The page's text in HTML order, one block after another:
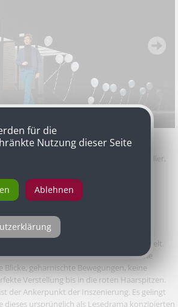
Moor in „Die Räuber“ von Friedrich Schiller,
in Schillers „Räubern“ immer das
niemand Beachtung noch Zuneigung
Rache. Mit Gregor Schulz steht am
ein Schauspieler ein, dem die
)Zerstörung nur so aus den Augen funkelt.
der heimkehrende Soldat in der US-Serie
Blicke, geharnischte Bewegungen, keine
Verstellung bis in die roten Haarspitzen.
der Ankerpunkt der Inszenierung. Es gelingt
dieses ursprünglich als Lesedrama konzipierten
für die
Nutzung dieser Seite
Ablehnen